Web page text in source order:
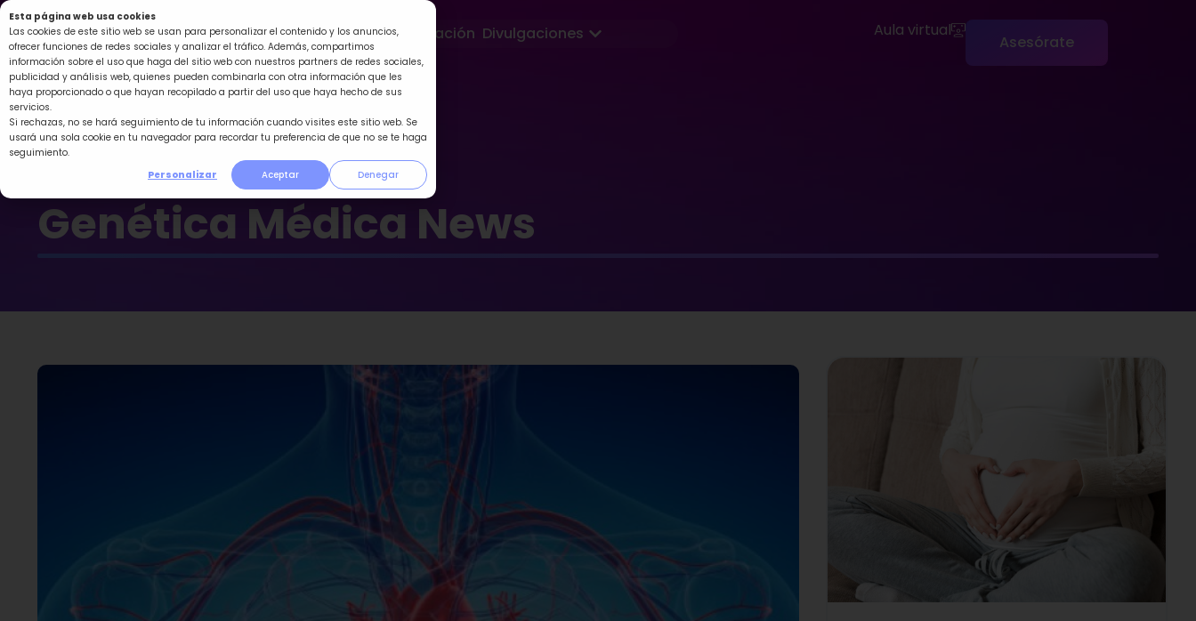
Esta página web usa cookies
Las cookies de este sitio web se usan para personalizar el contenido y los anuncios,
ofrecer funciones de redes sociales y analizar el tráfico. Además, compartimos
información sobre el uso que haga del sitio web con nuestros partners de redes sociales,
publicidad y análisis web, quienes pueden combinarla con otra información que les
haya proporcionado o que hayan recopilado a partir del uso que haya hecho de sus
servicios.
Si rechazas, no se hará seguimiento de tu información cuando visites este sitio web. Se
usará una sola cookie en tu navegador para recordar tu preferencia de que no se te haga
seguimiento.
Personalizar
Aceptar Denegar
Ir
al
contenido
Formación Divulgaciones Abrir Divulgaciones Aula virtual
Asesórate
Genética Médica News